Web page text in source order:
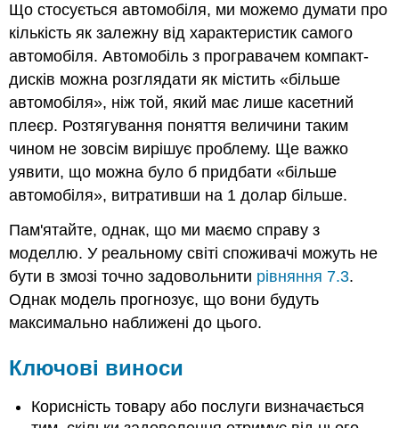
Що стосується автомобіля, ми можемо думати про
кількість як залежну від характеристик самого
автомобіля. Автомобіль з програвачем компакт-
дисків можна розглядати як містить «більше
автомобіля», ніж той, який має лише касетний
плеєр. Розтягування поняття величини таким
чином не зовсім вирішує проблему. Ще важко
уявити, що можна було б придбати «більше
автомобіля», витративши на 1 долар більше.
Пам'ятайте, однак, що ми маємо справу з
моделлю. У реальному світі споживачі можуть не
бути в змозі точно задовольнити рівняння 7.3.
Однак модель прогнозує, що вони будуть
максимально наближені до цього.
Ключові виноси
Корисність товару або послуги визначається